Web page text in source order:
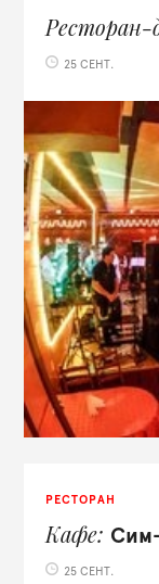
Ресторан-
25 СЕНТ.
РЕСТОРАН
Кафе
25 СЕНТ.